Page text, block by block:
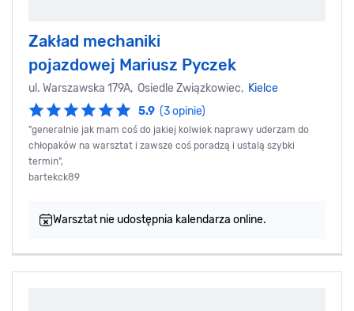
Zakład mechaniki
pojazdowej Mariusz Pyczek
ul. Warszawska 179A, Osiedle Związkowiec, Kielce
5.9 (3 opinie)
"generalnie jak mam coś do jakiej kolwiek naprawy uderzam do
chłopaków na warsztat i zawsze coś poradzą i ustalą szybki
termin",
bartekck89
Warsztat nie udostępnia kalendarza online.